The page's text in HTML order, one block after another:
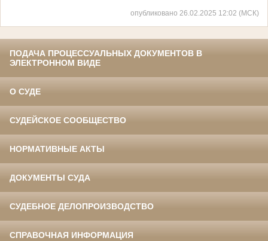
опубликовано 26.02.2025 12:02 (МСК)
ПОДАЧА ПРОЦЕССУАЛЬНЫХ ДОКУМЕНТОВ В
ЭЛЕКТРОННОМ ВИДЕ
О СУДЕ
СУДЕЙСКОЕ СООБЩЕСТВО
НОРМАТИВНЫЕ АКТЫ
ДОКУМЕНТЫ СУДА
СУДЕБНОЕ ДЕЛОПРОИЗВОДСТВО
СПРАВОЧНАЯ ИНФОРМАЦИЯ